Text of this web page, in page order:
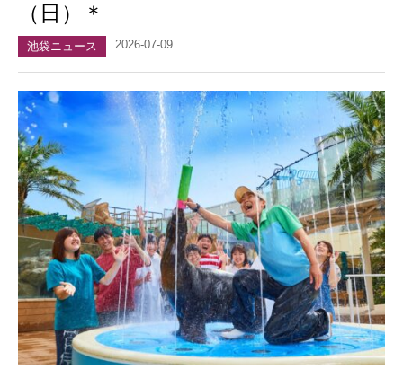
ブックマーク
（日）＊
池袋ニュース 2026-07-09